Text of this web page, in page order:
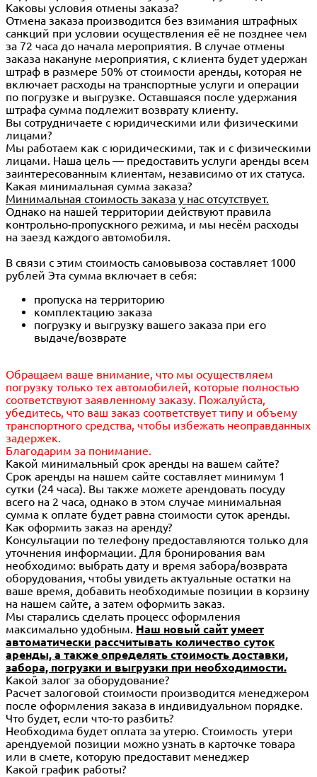
Каковы условия отмены заказа?
Отмена заказа производится без взимания штрафных
санкций при условии осуществления её не позднее чем
за 72 часа до начала мероприятия. В случае отмены
заказа накануне мероприятия, с клиента будет удержан
штраф в размере 50% от стоимости аренды, которая не
включает расходы на транспортные услуги и операции
по погрузке и выгрузке. Оставшаяся после удержания
штрафа сумма подлежит возврату клиенту.
Вы сотрудничаете с юридическими или физическими
лицами?
Мы работаем как с юридическими, так и с физическими
лицами. Наша цель — предоставить услуги аренды всем
заинтересованным клиентам, независимо от их статуса.
Какая минимальная сумма заказа?
Минимальная стоимость заказа у нас отсутствует.
Однако на нашей территории действуют правила
контрольно-пропускного режима, и мы несём расходы
на заезд каждого автомобиля.
В связи с этим стоимость самовывоза составляет 1000
рублей Эта сумма включает в себя:
пропуска на территорию
комплектацию заказа
погрузку и выгрузку вашего заказа при его
выдаче/возврате
Обращаем ваше внимание, что мы осуществляем
погрузку только тех автомобилей, которые полностью
соответствуют заявленному заказу. Пожалуйста,
убедитесь, что ваш заказ соответствует типу и объему
транспортного средства, чтобы избежать неоправданных
задержек.
Благодарим за понимание.
Какой минимальный срок аренды на вашем сайте?
Срок аренды на нашем сайте составляет минимум 1
сутки (24 часа). Вы также можете арендовать посуду
всего на 2 часа, однако в этом случае минимальная
сумма к оплате будет равна стоимости суток аренды.
Как оформить заказ на аренду?
Консультации по телефону предоставляются только для
уточнения информации. Для бронирования вам
необходимо: выбрать дату и время забора/возврата
оборудования, чтобы увидеть актуальные остатки на
ваше время, добавить необходимые позиции в корзину
на нашем сайте, а затем оформить заказ.
Мы старались сделать процесс оформления
максимально удобным. Наш новый сайт умеет
автоматически рассчитывать количество суток
аренды, а также определять стоимость доставки,
забора, погрузки и выгрузки при необходимости.
Какой залог за оборудование?
Расчет залоговой стоимости производится менеджером
после оформления заказа в индивидуальном порядке.
Что будет, если что-то разбить?
Необходима будет оплата за утерю. Стоимость утери
арендуемой позиции можно узнать в карточке товара
или в смете, которую предоставит менеджер
Какой график работы?